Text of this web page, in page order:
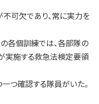
可欠であり、常に実力を
各個訓練では、各部隊の
実施する救急法検定要領
つ確認する隊員がいた。